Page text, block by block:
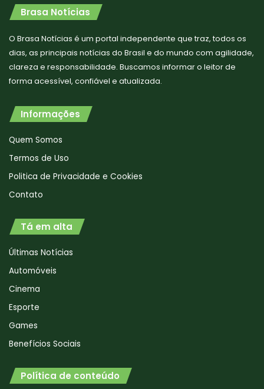
Brasa Notícias
O Brasa Notícias é um portal independente que traz, todos os
dias, as principais notícias do Brasil e do mundo com agilidade,
clareza e responsabilidade. Buscamos informar o leitor de
forma acessível, confiável e atualizada.
Informações
Quem Somos
Termos de Uso
Politica de Privacidade e Cookies
Contato
Tá em alta
Últimas Notícias
Automóveis
Cinema
Esporte
Games
Benefícios Sociais
Política de conteúdo